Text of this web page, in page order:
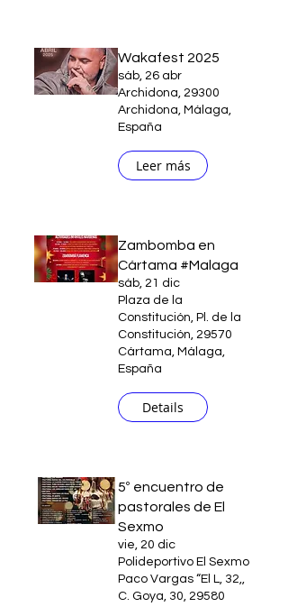
Wakafest 2025
sáb, 26 abr
Archidona, 29300
Archidona, Málaga,
España
Leer más
Zambomba en
Cártama #Malaga
sáb, 21 dic
Plaza de la
Constitución, Pl. de la
Constitución, 29570
Cártama, Málaga,
España
Details
5º encuentro de
pastorales de El
Sexmo
vie, 20 dic
Polideportivo El Sexmo
Paco Vargas “El L, 32,,
C. Goya, 30, 29580